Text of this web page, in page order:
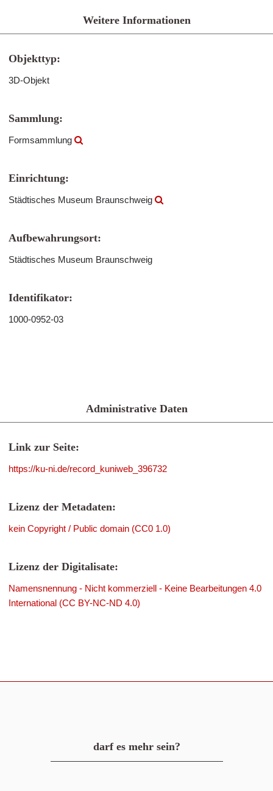
Weitere Informationen
Objekttyp:
3D-Objekt
Sammlung:
Formsammlung
Einrichtung:
Städtisches Museum Braunschweig
Aufbewahrungsort:
Städtisches Museum Braunschweig
Identifikator:
1000-0952-03
Administrative Daten
Link zur Seite:
https://ku-ni.de/record_kuniweb_396732
Lizenz der Metadaten:
kein Copyright / Public domain (CC0 1.0)
Lizenz der Digitalisate:
Namensnennung - Nicht kommerziell - Keine Bearbeitungen 4.0
International (CC BY-NC-ND 4.0)
darf es mehr sein?